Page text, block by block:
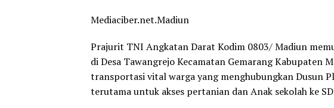
Mediaciber.net.Madiun
Prajurit TNI Angkatan Darat Kodim 0803/ Madiun
di Desa Tawangrejo Kecamatan Gemarang Kabupaten
transportasi vital warga yang menghubungkan Dusun
terutama untuk akses pertanian dan Anak sekolah ke